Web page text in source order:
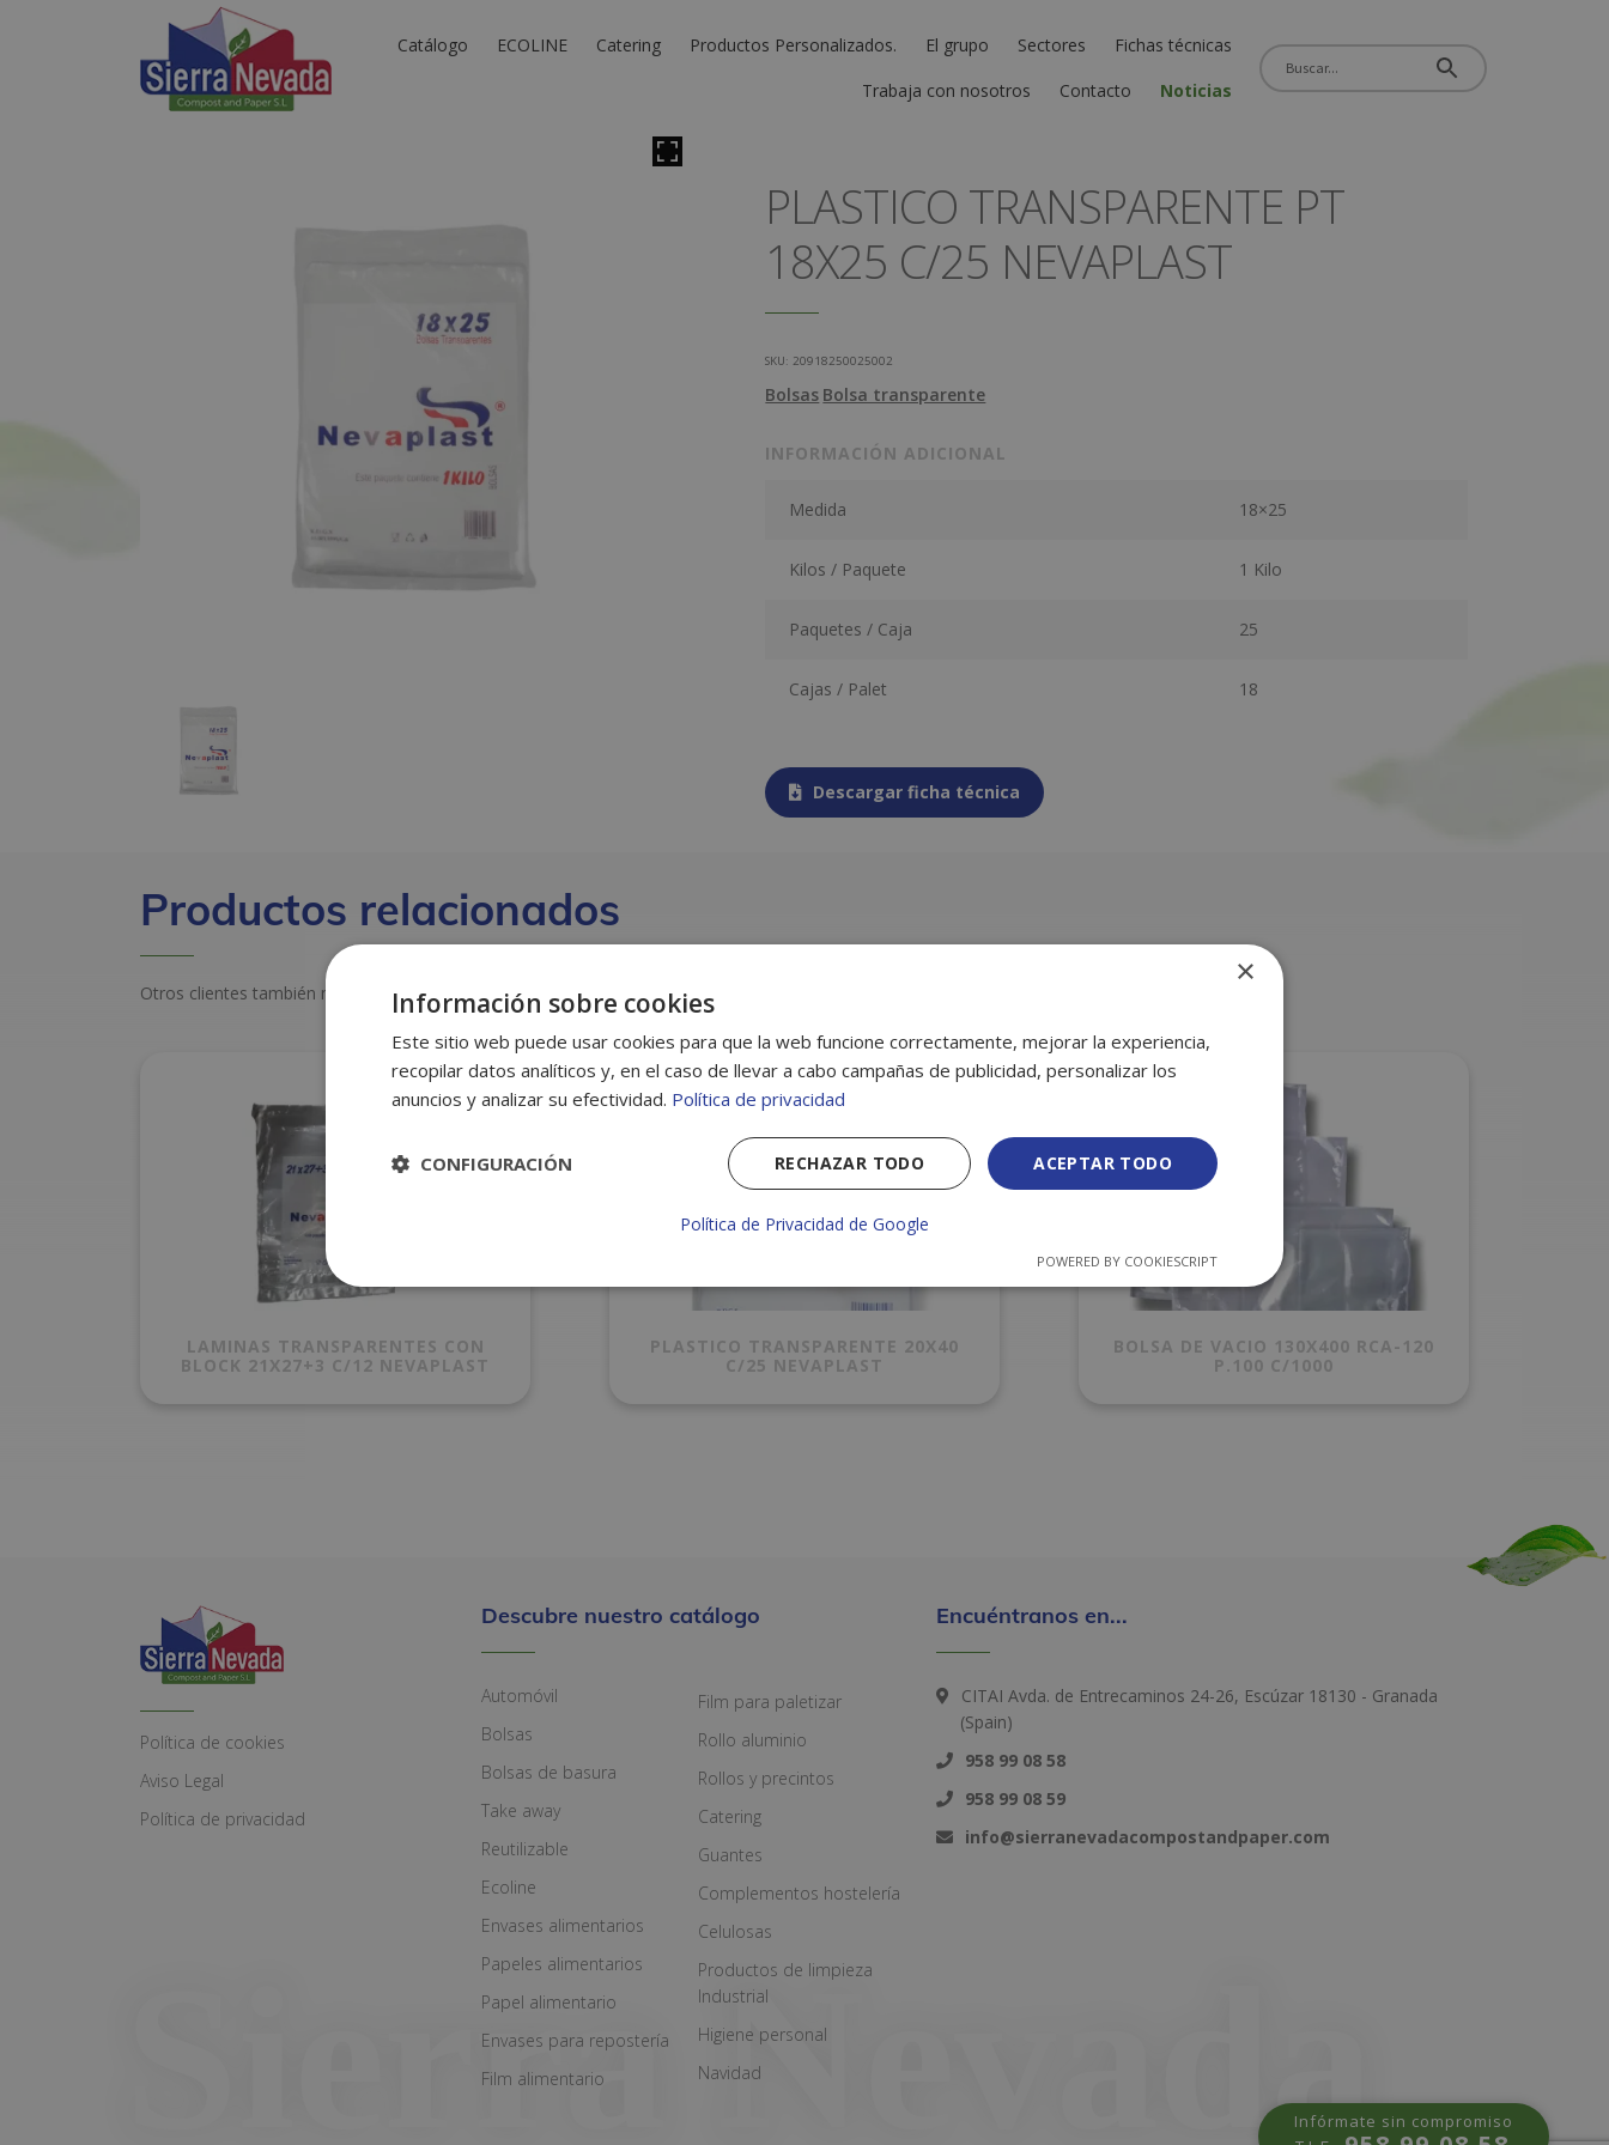
Catálogo ECOLINE Catering Productos Personalizados. El grupo Sectores
Fichas técnicas
Trabaja con nosotros
Contacto Noticias
Infórmate sin compromiso
PLASTICO TRANSPARENTE PT
18X25 C/25 NEVAPLAST
SKU: 20918250025002
Bolsas Bolsa transparente
INFORMACIÓN ADICIONAL
Medida 18×25
Kilos / Paquete 1 Kilo
Paquetes / Caja 25
Cajas / Palet 18
Descargar ficha técnica
Productos relacionados
Otros clientes también miraron estos productos
LAMINAS TRANSPARENTES CON
BLOCK 21X27+3 C/12 NEVAPLAST
PLASTICO TRANSPARENTE 20X40
C/25 NEVAPLAST
BOLSA DE VACIO 130X400 RCA-120
P.100 C/1000
Política de cookies
Aviso Legal
Política de privacidad
Descubre nuestro catálogo
Automóvil
Bolsas
Bolsas de basura
Take away
Reutilizable
Ecoline
Envases alimentarios
Papeles alimentarios
Papel alimentario
Envases para repostería
Film alimentario
Film para paletizar
Rollo aluminio
Rollos y precintos
Catering
Guantes
Complementos hostelería
Celulosas
Productos de limpieza
Industrial
Higiene personal
Navidad
Encuéntranos en...
CITAI Avda. de Entrecaminos 24-26, Escúzar 18130 - Granada
(Spain)
958 99 08 58
958 99 08 59
info@sierranevadacompostandpaper.com
×
Información sobre cookies
Este sitio web puede usar cookies para que la web funcione correctamente, mejorar la experiencia,
recopilar datos analíticos y, en el caso de llevar a cabo campañas de publicidad, personalizar los
anuncios y analizar su efectividad. Política de privacidad
ACEPTAR TODO
RECHAZAR TODO
CONFIGURACIÓN
Política de Privacidad de Google
POWERED BY COOKIESCRIPT